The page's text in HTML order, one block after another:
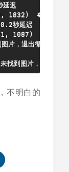
迟
# 点击指定
延迟
# 移动到
退出循环
片，继续查找
不明白的